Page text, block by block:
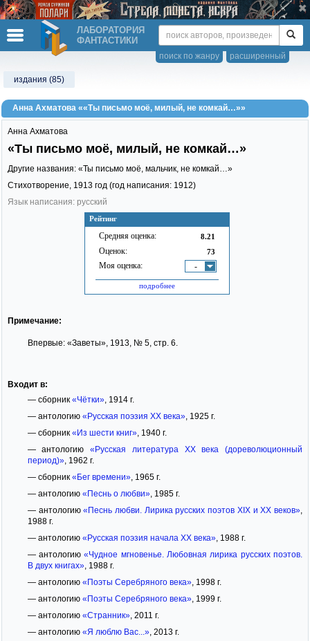
ЛАБОРАТОРИЯ
ФАНТАСТИКИ
расширенный
поиск по жанру
издания (85)
Анна Ахматова ««Ты письмо моё, милый, не комкай…»»
Рейтинг
Средняя оценка: 8.21
Оценок: 73
Моя оценка: -
подробнее
Анна Ахматова
«Ты письмо моё, милый, не комкай…»
Другие названия: «Ты письмо моё, мальчик, не комкай…»
Стихотворение, 1913 год (год написания: 1912)
Язык написания: русский
Примечание:
Впервые: «Заветы», 1913, № 5, стр. 6.
Входит в:
— сборник «Чётки», 1914 г.
— антологию «Русская поэзия XX века», 1925 г.
— сборник «Из шести книг», 1940 г.
— антологию«Русская литература XX века (дореволюционный
период)», 1962 г.
— сборник «Бег времени», 1965 г.
— антологию «Песнь о любви», 1985 г.
— антологию«Песнь любви. Лирика русских поэтов XIX и XX веков»
1988 г.
— антологию «Русская поэзия начала XX века», 1988 г.
— антологию«Чудное мгновенье. Любовная лирика русских поэтов.
В двух книгах», 1988 г.
— антологию «Поэты Серебряного века», 1998 г.
— антологию «Поэты Серебряного века», 1999 г.
— антологию «Странник», 2011 г.
— антологию «Я люблю Вас...», 2013 г.